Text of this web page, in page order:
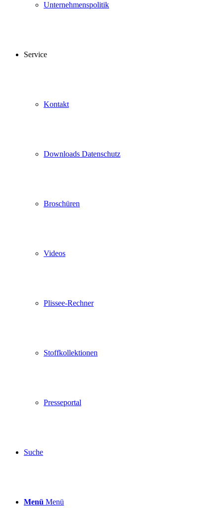
Unternehmenspolitik
Service
Kontakt
Downloads Datenschutz
Broschüren
Videos
Plissee-Rechner
Stoffkollektionen
Presseportal
Suche
Menü Menü